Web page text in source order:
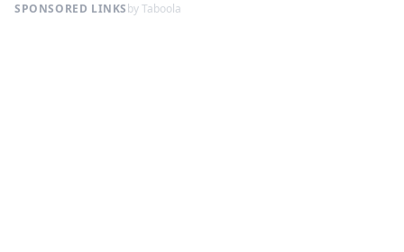
SPONSORED LINKSby Taboola